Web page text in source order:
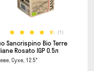
(1)
Sancrispino Bio Terre
Rosato IGP 0.5л
Сухе, 12.5°